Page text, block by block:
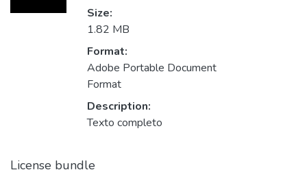
Size:
1.82 MB
Format:
Adobe Portable Document
Format
Description:
Texto completo
License bundle